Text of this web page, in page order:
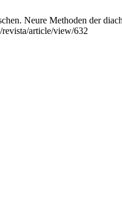
Neure Methoden der
revista/article/view/632